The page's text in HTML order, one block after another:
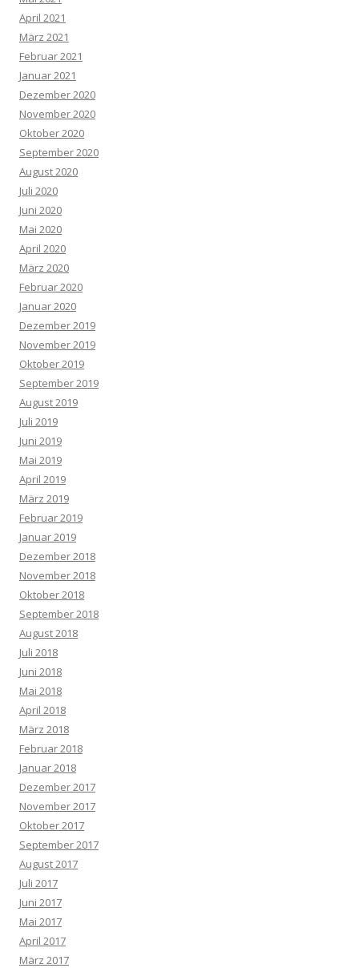
April 2021
März 2021
Februar 2021
Januar 2021
Dezember 2020
November 2020
Oktober 2020
September 2020
August 2020
Juli 2020
Juni 2020
Mai 2020
April 2020
März 2020
Februar 2020
Januar 2020
Dezember 2019
November 2019
Oktober 2019
September 2019
August 2019
Juli 2019
Juni 2019
Mai 2019
April 2019
März 2019
Februar 2019
Januar 2019
Dezember 2018
November 2018
Oktober 2018
September 2018
August 2018
Juli 2018
Juni 2018
Mai 2018
April 2018
März 2018
Februar 2018
Januar 2018
Dezember 2017
November 2017
Oktober 2017
September 2017
August 2017
Juli 2017
Juni 2017
Mai 2017
April 2017
März 2017